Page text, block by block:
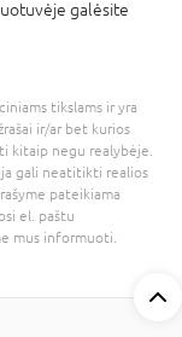
galėsite
tikslams ir yra
ir/ar bet kurios
kitaip negu realybėje.
gali neatitikti realios
pateikiama
el. paštu
mus informuoti.